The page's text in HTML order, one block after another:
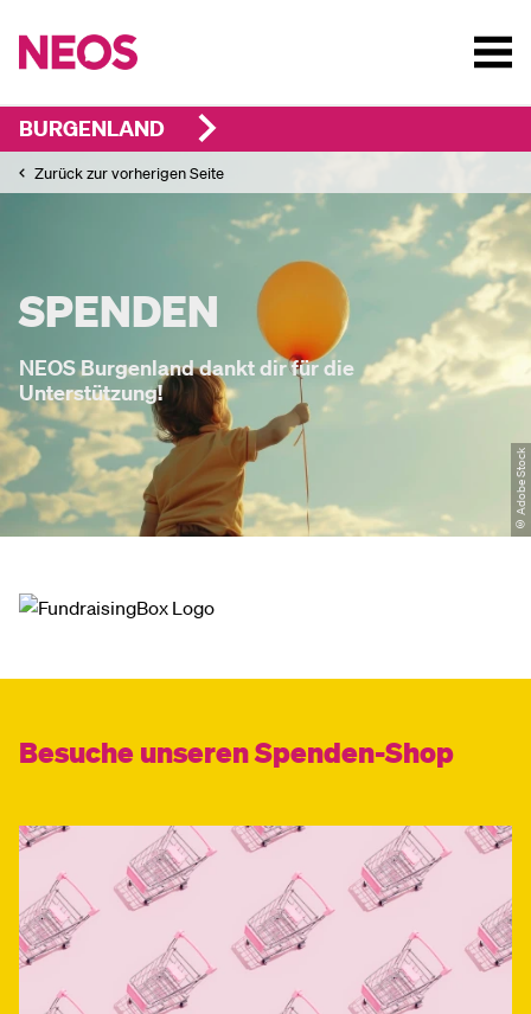
BURGENLAND
Zurück zur vorherigen Seite
© Adobe Stock
SPENDEN
NEOS Burgenland dankt dir für die
Unterstützung!
Besuche unseren Spenden-Shop